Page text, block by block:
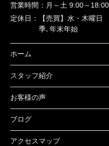
営業時間： 月～土 9:00～
定休日：
【売買】水・木曜日
季､年末年始
ホーム
スタッフ紹介
お客様の声
ブログ
アクセスマップ